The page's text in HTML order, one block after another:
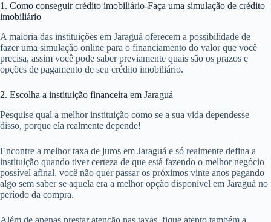
1. Como conseguir crédito imobiliário-Faça uma simulação de crédito
imobiliário
A maioria das instituições em Jaraguá oferecem a possibilidade de
fazer uma simulação online para o financiamento do valor que você
precisa, assim você pode saber previamente quais são os prazos e
opções de pagamento de seu crédito imobiliário.
2. Escolha a instituição financeira em Jaraguá
Pesquise qual a melhor instituição como se a sua vida dependesse
disso, porque ela realmente depende!
Encontre a melhor taxa de juros em Jaraguá e só realmente defina a
instituição quando tiver certeza de que está fazendo o melhor negócio
possível afinal, você não quer passar os próximos vinte anos pagando
algo sem saber se aquela era a melhor opção disponível em Jaraguá no
período da compra.
Além de apenas prestar atenção nas taxas, fique atento também a